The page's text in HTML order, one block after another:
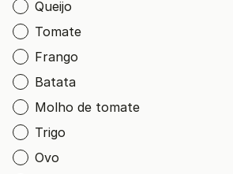
Queijo
Tomate
Frango
Batata
Molho de tomate
Trigo
Ovo